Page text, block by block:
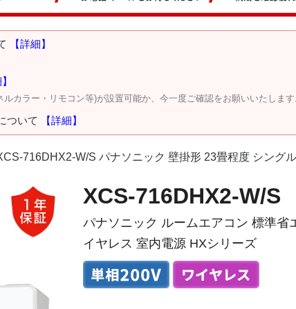
【詳細】
カラー・リモコン等)が設置可能か、今一度ご確認をお願いいたしま
ついて 【詳細】
716DHX2-W/S パナソニック 壁掛形 23畳程度 シング
XCS-716DHX2-W/S
パナソニック ルームエアコン 標準
イヤレス 室内電源 HXシリーズ